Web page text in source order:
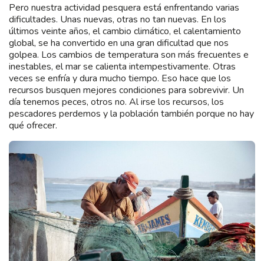
Pero nuestra actividad pesquera está enfrentando varias
dificultades. Unas nuevas, otras no tan nuevas. En los
últimos veinte años, el cambio climático, el calentamiento
global, se ha convertido en una gran dificultad que nos
golpea. Los cambios de temperatura son más frecuentes e
inestables, el mar se calienta intempestivamente. Otras
veces se enfría y dura mucho tiempo. Eso hace que los
recursos busquen mejores condiciones para sobrevivir. Un
día tenemos peces, otros no. Al irse los recursos, los
pescadores perdemos y la población también porque no hay
qué ofrecer.